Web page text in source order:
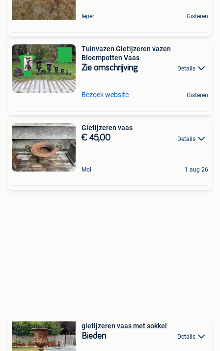
Ieper Gisteren
Tuinvazen Gietijzeren vazen
Bloempotten Vaas
Zie omschrijving Details
Bezoek website Gisteren
Gietijzeren vaas
€ 45,00 Details
Mol 1 aug 26
gietijzeren vaas met sokkel
Bieden Details